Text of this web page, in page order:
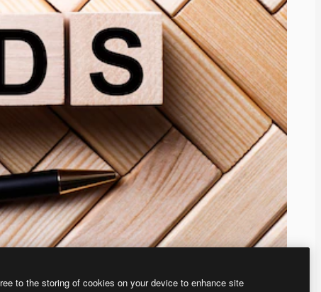
to the storing of cookies on your device to enhance site